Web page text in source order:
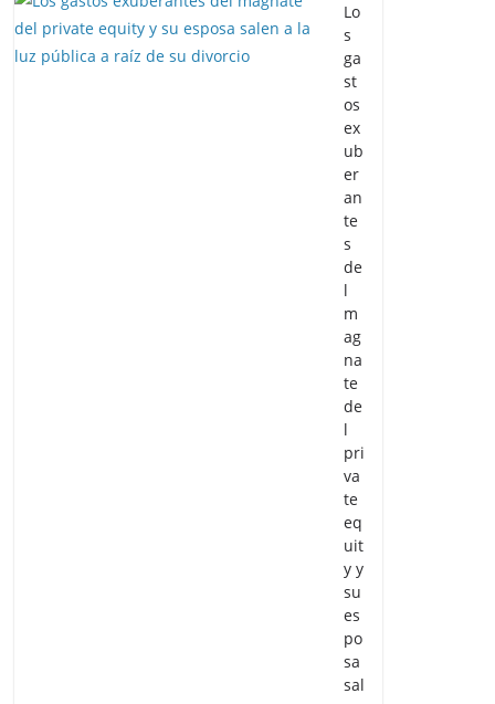
Lo
s
ga
st
os
ex
ub
er
an
te
s
de
l
m
ag
na
te
de
l
pri
va
te
eq
uit
y y
su
es
po
sa
sal